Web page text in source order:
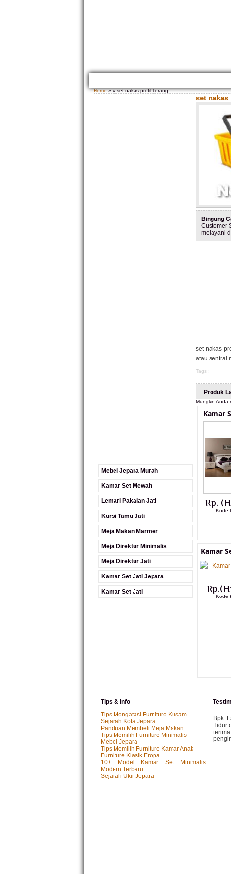
Home» » set nakas profil kerang
Mebel Jepara Murah
Kamar Set Mewah
Lemari Pakaian Jati
Kursi Tamu Jati
Meja Makan Marmer
Meja Direktur Minimalis
Meja Direktur Jati
Kamar Set Jati Jepara
Kamar Set Jati
set nakas
Bingung
Customer
melayani
set nakas
atau sentral
Tags :
Produk
Mungkin Anda
Kamar
Rp.
Kode
Kamar
Kode
Tips & Info
Tips Mengatasi Furniture Kusam
Sejarah Kota Jepara
Panduan Membeli Meja Makan
Tips Memilih Furniture Minimalis
Mebel Jepara
Tips Memilih Furniture Kamar Anak
Furniture Klasik Eropa
10+ Model Kamar Set Minimalis
Modern Terbaru
Sejarah Ukir Jepara
Bpk.
Tidur